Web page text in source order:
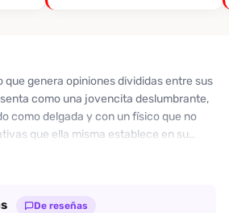
que genera opiniones divididas entre sus
como una jovencita deslumbrante,
como delgada y con un físico que no
que ella misma establece en su
amabilidad inicial, las experiencias
una valoración general de 3/10
clientes enfatizan que no se siente la
De reseñas